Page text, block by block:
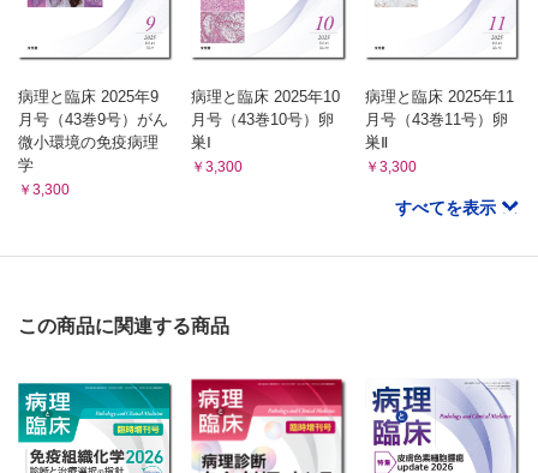
病理と臨床 2025年9
月号（43巻9号）がん
微小環境の免疫病理
学
￥3,300
病理と臨床 2025年10
月号（43巻10号）卵
巣Ⅰ
￥3,300
病理と臨床 2025年11
月号（43巻11号）卵
巣Ⅱ
￥3,300
すべてを表示
この商品に関連する商品